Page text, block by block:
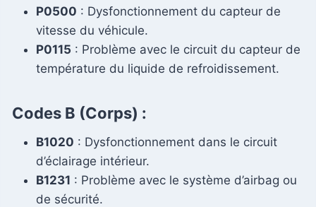
P0500 : Dysfonctionnement du capteur de
vitesse du véhicule.
P0115 : Problème avec le circuit du capteur de
température du liquide de refroidissement.
Codes B (Corps) :
B1020 : Dysfonctionnement dans le circuit
d’éclairage intérieur.
B1231 : Problème avec le système d’airbag ou
de sécurité.